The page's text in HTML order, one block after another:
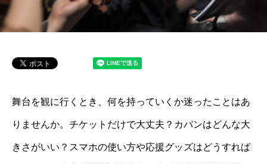
舞台を観に行くとき、何を持っていくか迷ったことはあ
りませんか。チケットだけで大丈夫？カバンはどんな大
きさがいい？スマホの使い方や応援グッズはどうすれば